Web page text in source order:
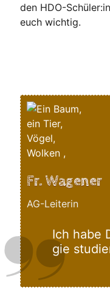
den HDO-
euch wichtig.
Fr. Wagener
AG-Leiterin
Ich habe
gie